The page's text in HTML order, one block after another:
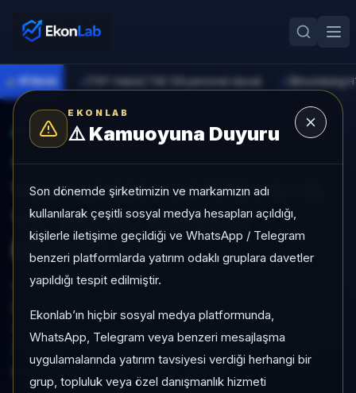
EKONLAB
⚠️Kamuoyuna Duyuru
Son dönemde şirketimizin ve markamızın adı
kullanılarak çeşitli sosyal medya hesapları açıldığı,
kişilerle iletişime geçildiği ve WhatsApp / Telegram
benzeri platformlarda yatırım odaklı gruplara davetler
yapıldığı tespit edilmiştir.
Ekonlab’ın hiçbir sosyal medya platformunda,
WhatsApp, Telegram veya benzeri mesajlaşma
uygulamalarında yatırım tavsiyesi verdiği herhangi bir
grup, topluluk veya özel danışmanlık hizmeti
● PİYASA [TRT Haber] TSE 129 personel alacak
AI Fon Radar Serbest
SUNUCU TARAFI FON GIRIŞI
YAPI KREDİ PORTFÖY 5-15
YIL VADELİ SERBEST
(DÖVİZ) FON
YAPI KREDİ PORTFÖY 5-15 YIL VADELİ SERBEST
(DÖVİZ) FON, Serbest kategorisinde son 1 ayda
+%0,77 getiri, kategori içinde momentum sırası
yoğunluğu ile izlenebilen bir fondur.